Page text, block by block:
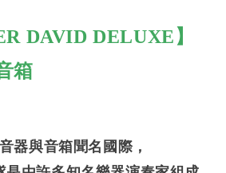
DAVID DELUXE】
音箱
器與音箱聞名國際，